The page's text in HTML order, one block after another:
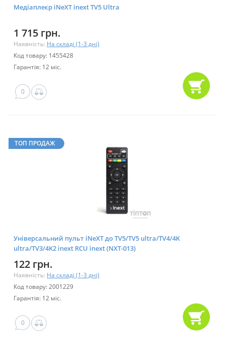
Медіаплеєр iNeXT inext TV5 Ultra
1 715 грн.
Наявність: На складі (1-3 дні)
Код товару: 1455428
Гарантія: 12 міс.
0
ТОП ПРОДАЖ
Універсальний пульт iNeXT до TV5/TV5 ultra/TV4/4K
ultra/TV3/4K2 inext RCU inext (NXT-013)
122 грн.
Наявність: На складі (1-3 дні)
Код товару: 2001229
Гарантія: 12 міс.
0